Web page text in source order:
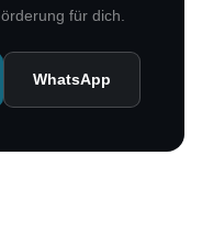
für dich.
WhatsApp